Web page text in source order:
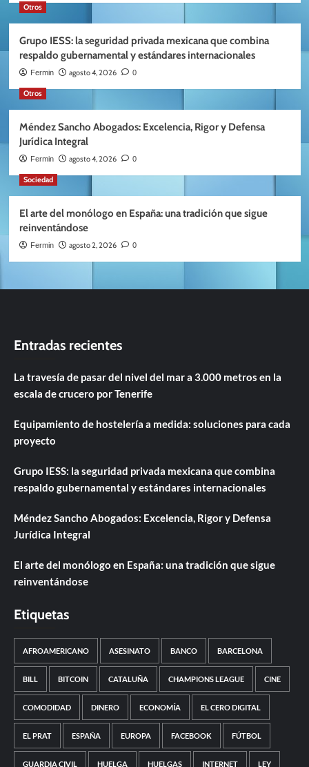
Otros
Grupo IESS: la seguridad privada mexicana que combina
respaldo gubernamental y estándares internacionales
Fermin agosto 4, 2026 0
Otros
Méndez Sancho Abogados: Excelencia, Rigor y Defensa
Jurídica Integral
Fermin agosto 4, 2026 0
Sociedad
El arte del monólogo en España: una tradición que sigue
reinventándose
Fermin agosto 2, 2026 0
Entradas recientes
La travesía de pasar del nivel del mar a 3.000 metros en la
escala de crucero por Tenerife
Equipamiento de hostelería a medida: soluciones para cada
proyecto
Grupo IESS: la seguridad privada mexicana que combina
respaldo gubernamental y estándares internacionales
Méndez Sancho Abogados: Excelencia, Rigor y Defensa
Jurídica Integral
El arte del monólogo en España: una tradición que sigue
reinventándose
Etiquetas
AFROAMERICANO ASESINATO BANCO BARCELONA
BILL BITCOIN CATALUÑA CHAMPIONS LEAGUE CINE
COMODIDAD DINERO ECONOMÍA EL CERO DIGITAL
EL PRAT ESPAÑA EUROPA FACEBOOK FÚTBOL
GUARDIA CIVIL HUELGA HUELGAS INTERNET LEY